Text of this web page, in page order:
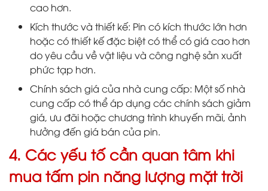
cao hơn.
Kích thước và thiết kế: Pin có kích thước lớn hơn
hoặc có thiết kế đặc biệt có thể có giá cao hơn
do yêu cầu về vật liệu và công nghệ sản xuất
phức tạp hơn.
Chính sách giá của nhà cung cấp: Một số nhà
cung cấp có thể áp dụng các chính sách giảm
giá, ưu đãi hoặc chương trình khuyến mãi, ảnh
hưởng đến giá bán của pin.
4. Các yếu tố cần quan tâm khi
mua tấm pin năng lượng mặt trời